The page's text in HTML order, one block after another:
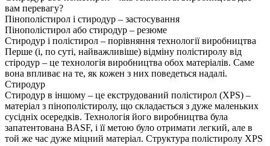
вам перевагу?
Пінополістирол і стиродур – застосування
Пінополістирол або стиродур – резюме
Стиродур і полістирол – порівняння технології виробництва
Перше (і, по суті, найважливіше) відміну полістиролу від
стіродур – це технологія виробництва обох матеріалів. Саме
вона впливає на те, як кожен з них поведеться надалі.
Стиродур
Стиродур в іншому – це екструдований полістирол (XPS) –
матеріал з пінополістиролу, що складається з дуже маленьких
сусідніх осередків. Технологія його виробництва була
запатентована BASF, і її метою було отримати легкий, але в
той же час дуже міцний матеріал. Структура полістиролу XPS